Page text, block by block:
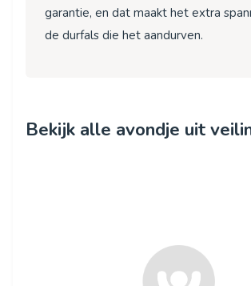
garantie, en dat maakt het extra
de durfals die het aandurven.
Bekijk alle avondje uit